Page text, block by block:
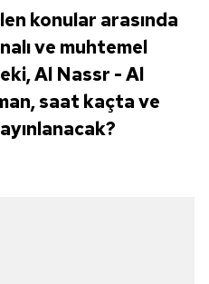
konular arasında
ve muhtemel
Al Nassr - Al
saat kaçta ve